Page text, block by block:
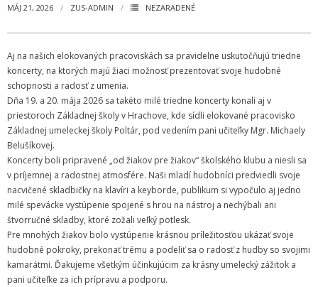
Zamestnanci
- Vedenie školy
- Pedagogickí zamestnanci
- Nepedagogickí zamestnanci
- Etický kódex pedagogických zamestnancov a odborných
zamestnancov
Vyučované odbory
- Hudobný odbor
- Výtvarný odbor
MÁJ 21, 2026 ZUS-ADMIN NEZARADENÉ
Aj na našich elokovaných pracoviskách sa pravidelne uskutočňujú triedne
koncerty, na ktorých majú žiaci možnosť prezentovať svoje hudobné
schopnosti a radosť z umenia.
Dňa 19. a 20. mája 2026 sa takéto milé triedne koncerty konali aj v
priestoroch Základnej školy v Hrachove, kde sídli elokované pracovisko
Základnej umeleckej školy Poltár, pod vedením pani učiteľky Mgr. Michaely
Belušíkovej.
Koncerty boli pripravené „od žiakov pre žiakov“ školského klubu a niesli sa
v príjemnej a radostnej atmosfére. Naši mladí hudobníci predviedli svoje
nacvičené skladbičky na klavíri a keyborde, publikum si vypočulo aj jedno
milé spevácke vystúpenie spojené s hrou na nástroj a nechýbali ani
štvorručné skladby, ktoré zožali veľký potlesk.
Pre mnohých žiakov bolo vystúpenie krásnou príležitosťou ukázať svoje
hudobné pokroky, prekonať trému a podeliť sa o radosť z hudby so svojimi
kamarátmi. Ďakujeme všetkým účinkujúcim za krásny umelecký zážitok a
pani učiteľke za ich prípravu a podporu.